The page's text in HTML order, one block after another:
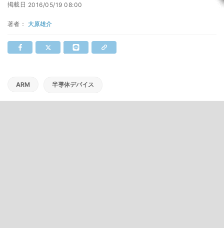
掲載日 2016/05/19 08:00
著者： 大原雄介
ARM 半導体デバイス